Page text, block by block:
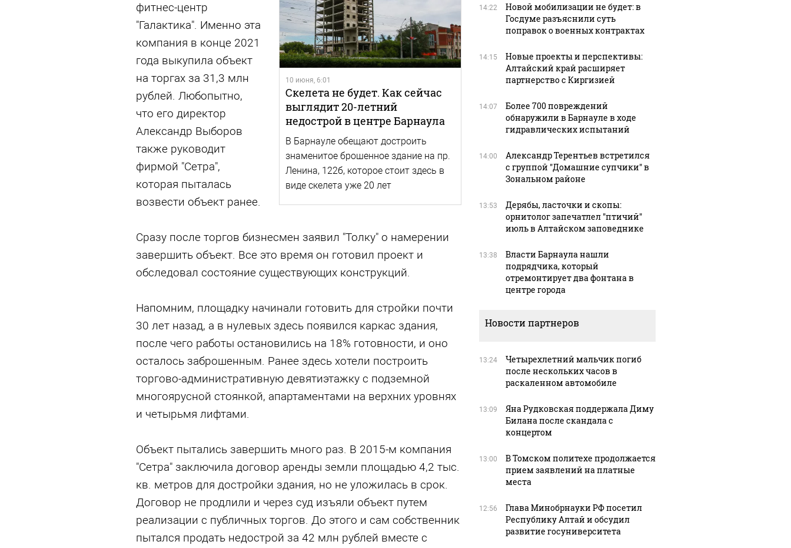
10 июня, 6:01
Скелета не будет. Как сейчас
выглядит 20-летний
недострой в центре Барнаула
В Барнауле обещают достроить
знаменитое брошенное здание на пр.
Ленина, 122б, которое стоит здесь в
виде скелета уже 20 лет
фитнес-центр
"Галактика". Именно эта
компания в конце 2021
года выкупила объект
на торгах за 31,3 млн
рублей. Любопытно,
что его директор
Александр Выборов
также руководит
фирмой "Сетра",
которая пыталась
возвести объект ранее.
Сразу после торгов бизнесмен заявил "Толку" о намерении
завершить объект. Все это время он готовил проект и
обследовал состояние существующих конструкций.
Напомним, площадку начинали готовить для стройки почти
30 лет назад, а в нулевых здесь появился каркас здания,
после чего работы остановились на 18% готовности, и оно
осталось заброшенным. Ранее здесь хотели построить
торгово-административную девятиэтажку с подземной
многоярусной стоянкой, апартаментами на верхних уровнях
и четырьмя лифтами.
Объект пытались завершить много раз. В 2015-м компания
"Сетра" заключила договор аренды земли площадью 4,2 тыс.
кв. метров для достройки здания, но не уложилась в срок.
Договор не продлили и через суд изъяли объект путем
реализации с публичных торгов. До этого и сам собственник
пытался продать недострой за 42 млн рублей вместе с
14:22
Новой мобилизации не будет: в
Госдуме разъяснили суть
поправок о военных контрактах
14:15
Новые проекты и перспективы:
Алтайский край расширяет
партнерство с Киргизией
14:07
Более 700 повреждений
обнаружили в Барнауле в ходе
гидравлических испытаний
14:00
Александр Терентьев встретился
с группой "Домашние супчики" в
Зональном районе
13:53
Дерябы, ласточки и скопы:
орнитолог запечатлел "птичий"
июль в Алтайском заповеднике
13:38
Власти Барнаула нашли
подрядчика, который
отремонтирует два фонтана в
центре города
Новости партнеров
13:24
Четырехлетний мальчик погиб
после нескольких часов в
раскаленном автомобиле
13:09
Яна Рудковская поддержала Диму
Билана после скандала с
концертом
13:00
В Томском политехе продолжается
прием заявлений на платные
места
12:56
Глава Минобрнауки РФ посетил
Республику Алтай и обсудил
развитие госуниверситета